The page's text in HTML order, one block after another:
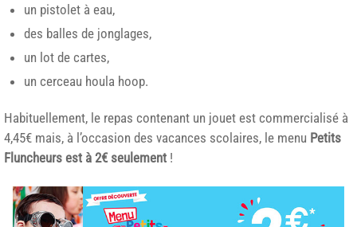
un pistolet à eau,
des balles de jonglages,
un lot de cartes,
un cerceau houla hoop.
Habituellement, le repas contenant un jouet est commercialisé à
4,45€ mais, à l’occasion des vacances scolaires, le menu Petits
Fluncheurs est à 2€ seulement !